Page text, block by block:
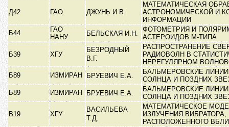
Д42 ГАО ДЖУНЬ И.В.
МАТЕМАТИЧЕСКАЯ
АСТРОНОМИЧЕСКОЙ И
ИНФОРМАЦИИ
Б44
ГАО
НАНУ
БЕЛЬСКАЯ И.Н.
ФОТОМЕТРИЯ И
АСТЕРОИДОВ М-ТИПА
Б39 ХГУ
БЕЗРОДНЫЙ
В.Г.
РАСПРОСТРАНЕНИЕ
РАДИОВОЛН В
НЕРЕГУЛЯРНОМ
Б89
ИЗМИРАН БРУЕВИЧ Е.А.
БАЛЬМЕРОВСКИЕ
СОЛНЦА И ПОЗДНИХ
Б89
ИЗМИРАН БРУЕВИЧ Е.А.
БАЛЬМЕРОВСКИЕ
СОЛНЦА И ПОЗДНИХ
В19 ХГУ
ВАСИЛЬЕВА
Т.Д.
МАТЕМАТИЧЕСКОЕ
ИЗЛУЧЕНИЯ ВИБРАТОРА,
РАСПОЛОЖЕННОГО